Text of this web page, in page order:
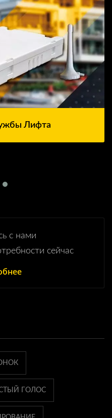
Лифта
с нами
сейчас
ГОЛОС